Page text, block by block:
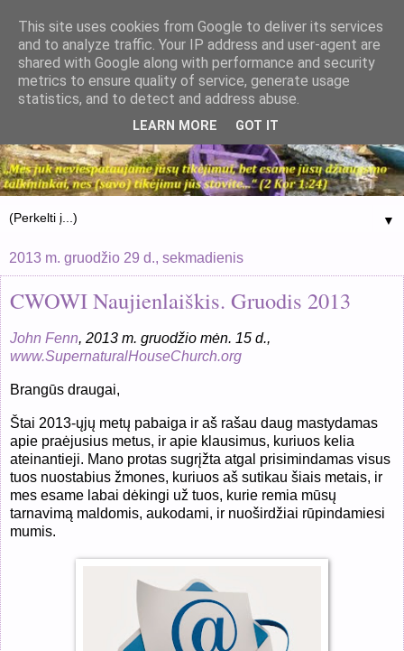
▼
2013 m. gruodžio 29 d., sekmadienis
CWOWI Naujienlaiškis. Gruodis 2013
John Fenn, 2013 m. gruodžio mėn. 15 d.,
www.SupernaturalHouseChurch.org
Brangūs draugai,
Štai 2013-ųjų metų pabaiga ir aš rašau daug mastydamas
apie praėjusius metus, ir apie klausimus, kuriuos kelia
ateinantieji. Mano protas sugrįžta atgal prisimindamas visus
tuos nuostabius žmones, kuriuos aš sutikau šiais metais, ir
mes esame labai dėkingi už tuos, kurie remia mūsų
tarnavimą maldomis, aukodami, ir nuoširdžiai rūpindamiesi
mumis.
This site uses cookies from Google to deliver its services
and to analyze traffic. Your IP address and user-agent are
shared with Google along with performance and security
metrics to ensure quality of service, generate usage
statistics, and to detect and address abuse.
LEARN MORE GOT IT